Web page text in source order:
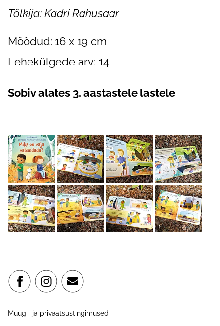
Tõlkija: Kadri Rahusaar
Mõõdud: 16 x 19 cm
Lehekülgede arv: 14
Sobiv alates 3. aastastele lastele
Müügi- ja privaatsustingimused